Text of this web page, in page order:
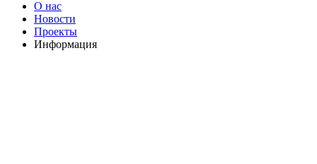
О нас
Новости
Проекты
Информация